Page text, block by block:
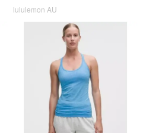
lululemon AU